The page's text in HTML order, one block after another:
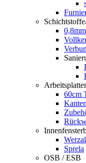
0,8mm
60cm
Kanten
Sprela
OSB / ESB